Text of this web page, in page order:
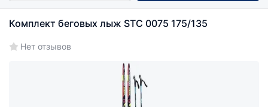
Комплект беговых лыж STC 0075 175/135
Нет отзывов